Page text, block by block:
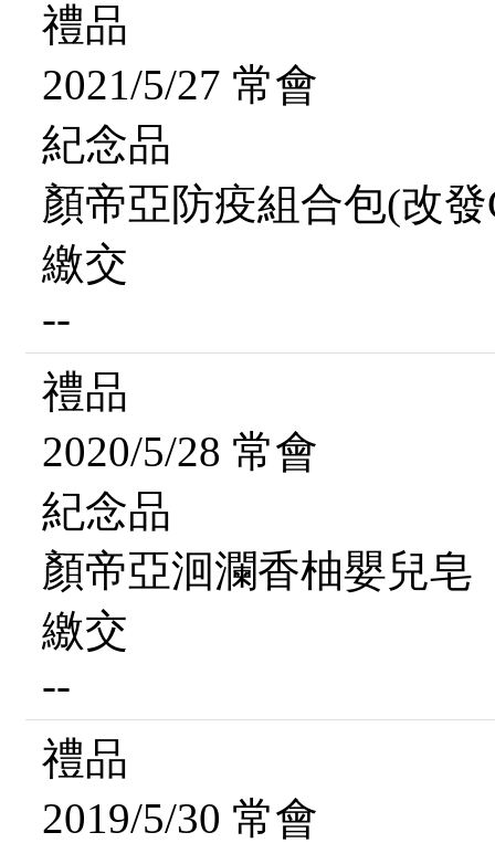
禮品
2021/5/27 常會
紀念品
顏帝亞防疫組合包(改
繳交
--
禮品
2020/5/28 常會
紀念品
顏帝亞洄瀾香柚嬰兒皂
繳交
--
禮品
2019/5/30 常會